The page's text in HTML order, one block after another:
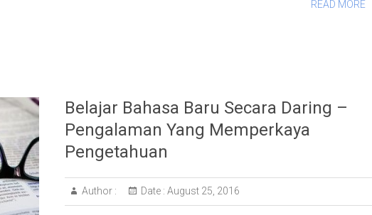
READ MORE
Belajar Bahasa Baru Secara Daring –
Pengalaman Yang Memperkaya
Pengetahuan
Author : Date : August 25, 2016